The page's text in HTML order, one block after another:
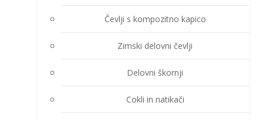
Čevlji s kompozitno kapico
Zimski delovni čevlji
Delovni škornji
Cokli in natikači